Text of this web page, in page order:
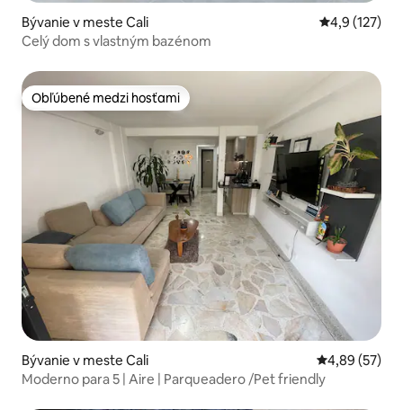
Bývanie v meste Cali Priemerné
4,9 (127)
Celý dom s vlastným bazénom
Obľúbené medzi hosťami
Obľúbené medzi hosťami
Bývanie v meste Cali Priemerné
4,89 (57)
Moderno para 5 | Aire | Parqueadero /Pet friendly